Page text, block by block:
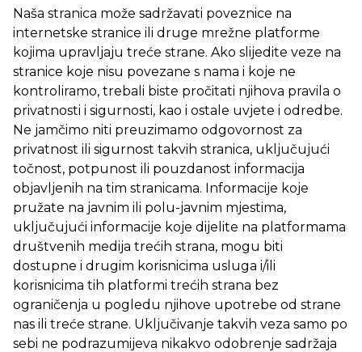
Naša stranica može sadržavati poveznice na
internetske stranice ili druge mrežne platforme
kojima upravljaju treće strane. Ako slijedite veze na
stranice koje nisu povezane s nama i koje ne
kontroliramo, trebali biste pročitati njihova pravila o
privatnosti i sigurnosti, kao i ostale uvjete i odredbe.
Ne jamčimo niti preuzimamo odgovornost za
privatnost ili sigurnost takvih stranica, uključujući
točnost, potpunost ili pouzdanost informacija
objavljenih na tim stranicama. Informacije koje
pružate na javnim ili polu-javnim mjestima,
uključujući informacije koje dijelite na platformama
društvenih medija trećih strana, mogu biti
dostupne i drugim korisnicima usluga i/ili
korisnicima tih platformi trećih strana bez
ograničenja u pogledu njihove upotrebe od strane
nas ili treće strane. Uključivanje takvih veza samo po
sebi ne podrazumijeva nikakvo odobrenje sadržaja